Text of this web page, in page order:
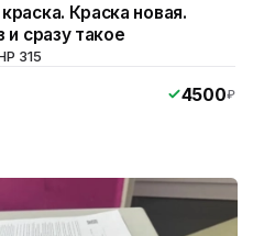
Краска новая.
и сразу такое
315
4500₽